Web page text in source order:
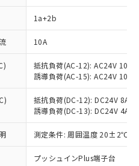
1a+2b
10A
抵抗負荷(AC-12): AC24V 10A/
誘導負荷(AC-15): AC24V
抵抗負荷(DC-12): DC24V 8A/
誘導負荷(DC-13): DC24V 4A/
測定条件: 周囲温度 20±2℃、
プッシュインPlus端子台
指令（10物質）の
が提供可能な商品で
令（10物質）の非含
り替える予定のある
指令（10物質）の